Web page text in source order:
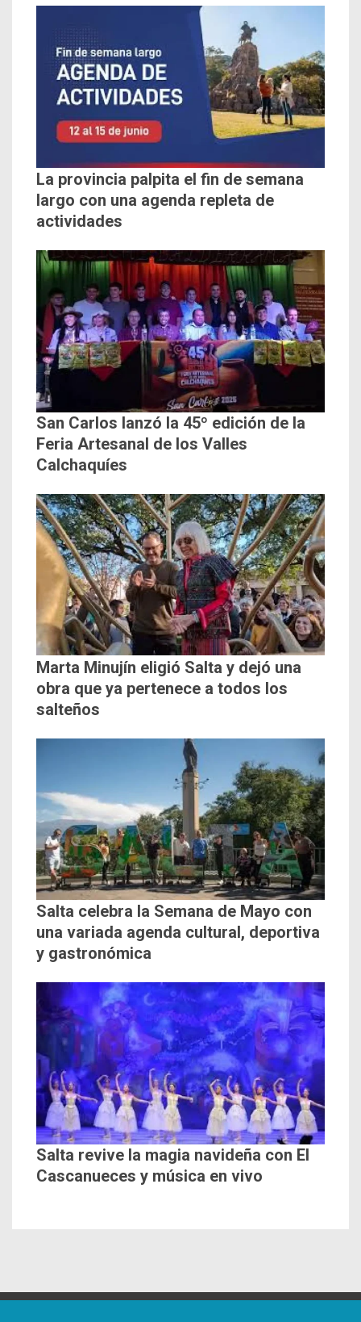
La provincia palpita el fin de semana
largo con una agenda repleta de
actividades
San Carlos lanzó la 45º edición de la
Feria Artesanal de los Valles
Calchaquíes
Marta Minujín eligió Salta y dejó una
obra que ya pertenece a todos los
salteños
Salta celebra la Semana de Mayo con
una variada agenda cultural, deportiva
y gastronómica
Salta revive la magia navideña con El
Cascanueces y música en vivo